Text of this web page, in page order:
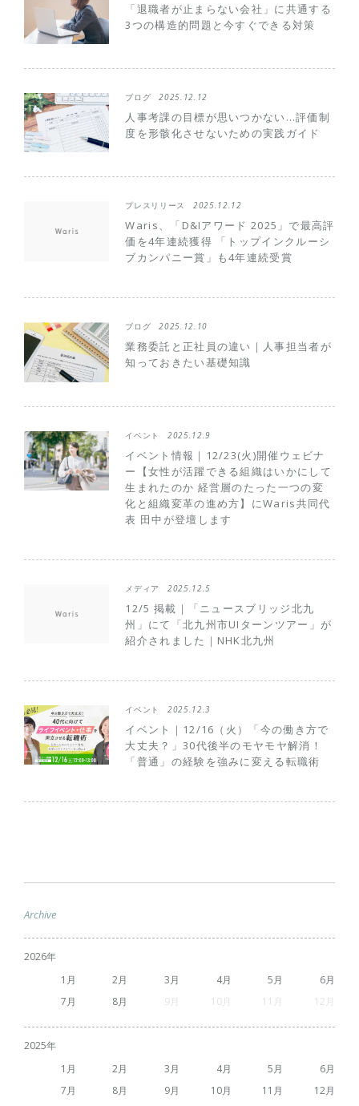
「退職者が止まらない会社」に共通する
3つの構造的問題と今すぐできる対策
ブログ 2025.12.12
人事考課の目標が思いつかない…評価制
度を形骸化させないための実践ガイド
プレスリリース 2025.12.12
Waris、「D&Iアワード 2025」で最高評
価を4年連続獲得 「トップインクルーシ
ブカンパニー賞」も4年連続受賞
ブログ 2025.12.10
業務委託と正社員の違い｜人事担当者が
知っておきたい基礎知識
イベント 2025.12.9
イベント情報｜12/23(火)開催ウェビナ
ー【女性が活躍できる組織はいかにして
生まれたのか 経営層のたった一つの変
化と組織変革の進め方】にWaris共同代
表 田中が登壇します
メディア 2025.12.5
12/5 掲載｜「ニュースブリッジ北九
州」にて「北九州市UIターンツアー」が
紹介されました｜NHK北九州
イベント 2025.12.3
イベント｜12/16（火）「今の働き方で
大丈夫？」30代後半のモヤモヤ解消！
「普通」の経験を強みに変える転職術
Archive
2026
1
2 3 4 5
6
7
8 9 10 11 12
2025
1
2 3 4 5
6
7
8 9 10 11 12